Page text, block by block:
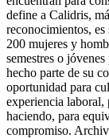
define a Calidris,
reconocimientos, es
200 mujeres y
semestres o
hecho parte de su
oportunidad para
experiencia laboral,
haciendo, para
compromiso.